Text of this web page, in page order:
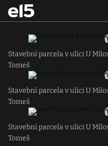
Stavební parcela v ulici U
Tomeš
Stavební parcela v ulici U
Tomeš
Stavební parcela v ulici U
Tomeš